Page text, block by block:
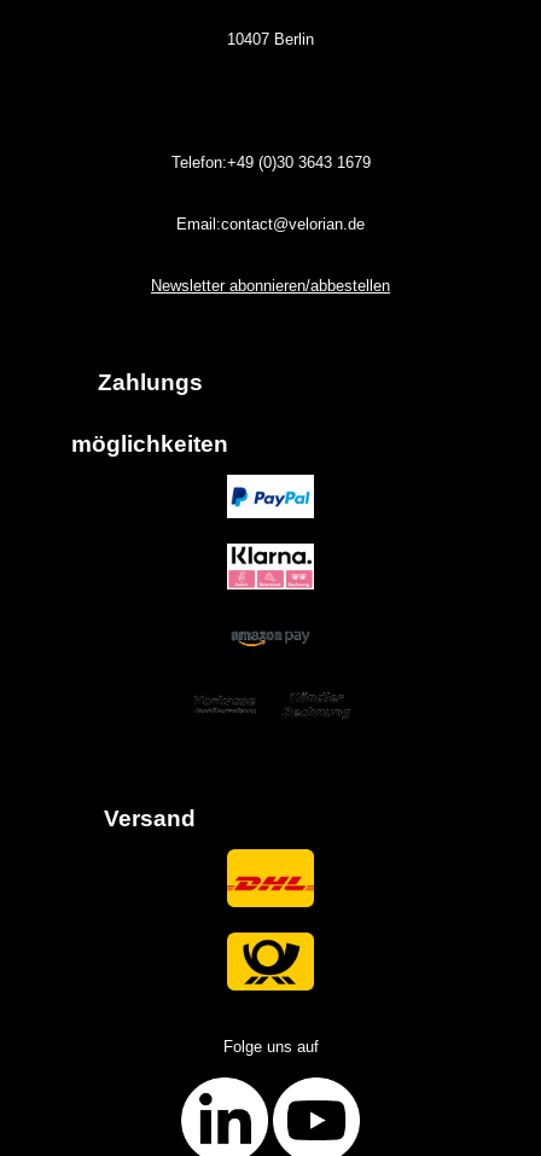
10407 Berlin
Telefon:+49 (0)3036431679
Email:contact@velorian.de
Newsletter abonnieren/abbestellen
Zahlungs
möglich keiten
Versand
Folge uns auf